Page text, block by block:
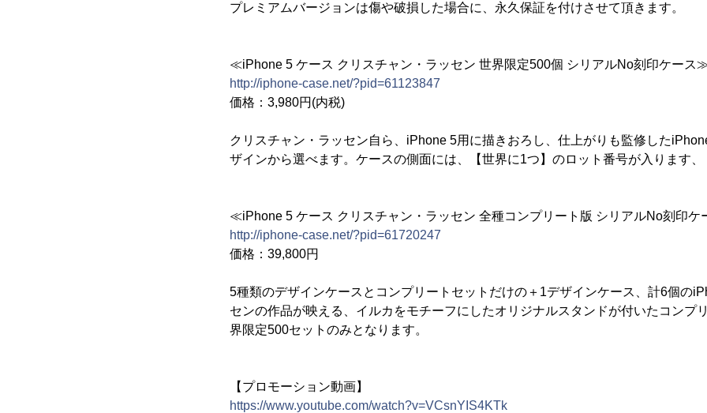
プレミアムバージョンは傷や破損した場合に、永久保証を付けさせて頂きます。
≪iPhone 5 ケース クリスチャン・ラッセン 世界限定500個 シリアルNo刻印ケース
http://iphone-case.net/?pid=61123847
価格：3,980円(内税)
クリスチャン・ラッセン自ら、iPhone 5用に描きおろし、仕上がりも監修した
ザインから選べます。ケースの側面には、【世界に1つ】のロット番号が入ります、
≪iPhone 5 ケース クリスチャン・ラッセン 全種コンプリート版 シリアルNo刻印
http://iphone-case.net/?pid=61720247
価格：39,800円
5種類のデザインケースとコンプリートセットだけの＋1デザインケース、計6個の
センの作品が映える、イルカをモチーフにしたオリジナルスタンドが付いたコンプ
界限定500セットのみとなります。
【プロモーション動画】
https://www.youtube.com/watch?v=VCsnYIS4KTk